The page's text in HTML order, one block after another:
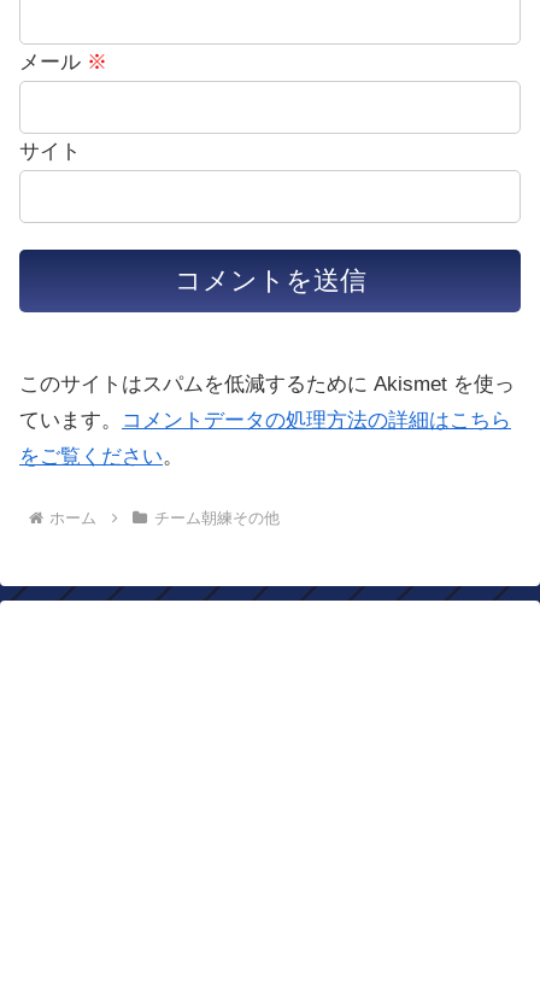
メール ※
サイト
このサイトはスパムを低減するために Akismet を使っ
ています。
コメントデータの処理方法の詳細はこちら
をご覧ください。
ホーム チーム朝練その他